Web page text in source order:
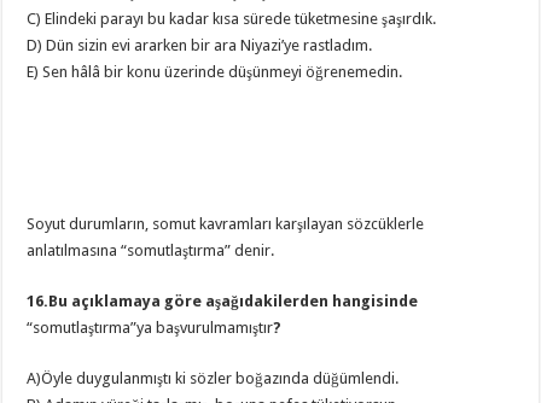
C) Elindeki parayı bu kadar kısa sürede tüketmesine şaşırdık.
D) Dün sizin evi ararken bir ara Niyazi’ye rastladım.
E) Sen hâlâ bir konu üzerinde düşünmeyi öğrenemedin.
Soyut durumların, somut kavramları karşılayan sözcüklerle
anlatılmasına “somutlaştırma” denir.
16.Bu açıklamaya göre aşağıdakilerden hangisinde
“somutlaştırma”ya başvurulmamıştır?
A)Öyle duygulanmıştı ki sözler boğazında düğümlendi.